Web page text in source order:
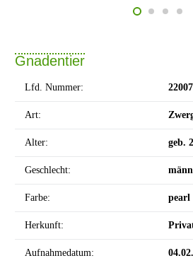
Gnadentier
Lfd. Nummer: 22007
Art:
Alter: geb.
Geschlecht:
Farbe: pearl
Herkunft:
Aufnahmedatum: